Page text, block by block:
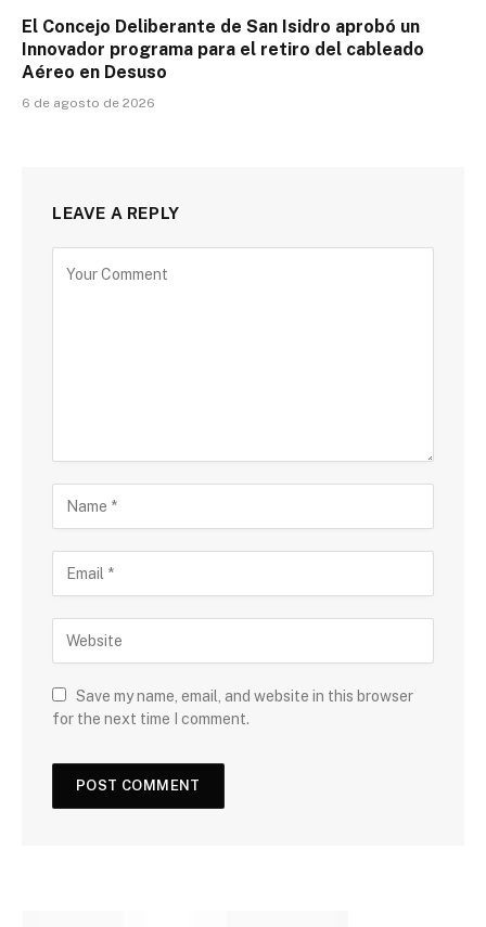
El Concejo Deliberante de San Isidro aprobó un
Innovador programa para el retiro del cableado
Aéreo en Desuso
6 de agosto de 2026
LEAVE A REPLY
Save my name, email, and website in this browser
for the next time I comment.